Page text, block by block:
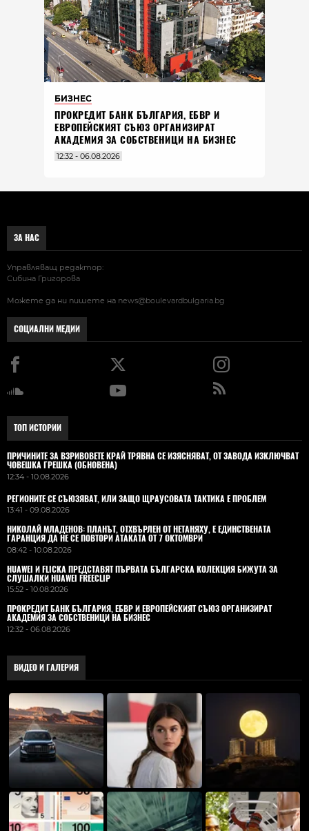
БИЗНЕС
ПРОКРЕДИТ БАНК БЪЛГАРИЯ, ЕБВР И
ЕВРОПЕЙСКИЯТ СЪЮЗ ОРГАНИЗИРАТ
АКАДЕМИЯ ЗА СОБСТВЕНИЦИ НА БИЗНЕС
12:32 - 06.08.2026
ЗА НАС
Управляващ редактор:
Сибина Григорова
Можете да ни пишете на news@boulevardbulgaria.bg
СОЦИАЛНИ МЕДИИ
ТОП ИСТОРИИ
ПРИЧИНИТЕ ЗА ВЗРИВОВЕТЕ КРАЙ ТРЯВНА СЕ ИЗЯСНЯВАТ, ОТ ЗАВОДА ИЗКЛЮЧВАТ
ЧОВЕШКА ГРЕШКА (ОБНОВЕНА)
12:34 - 10.08.2026
РЕГИОНИТЕ СЕ СЪЮЗЯВАТ, ИЛИ ЗАЩО ЩРАУСОВАТА ТАКТИКА Е ПРОБЛЕМ
13:41 - 09.08.2026
НИКОЛАЙ МЛАДЕНОВ: ПЛАНЪТ, ОТХВЪРЛЕН ОТ НЕТАНЯХУ, Е ЕДИНСТВЕНАТА
ГАРАНЦИЯ ДА НЕ СЕ ПОВТОРИ АТАКАТА ОТ 7 ОКТОМВРИ
08:42 - 10.08.2026
HUAWEI И FLICKA ПРЕДСТАВЯТ ПЪРВАТА БЪЛГАРСКА КОЛЕКЦИЯ БИЖУТА ЗА
СЛУШАЛКИ HUAWEI FREECLIP
15:52 - 10.08.2026
ПРОКРЕДИТ БАНК БЪЛГАРИЯ, ЕБВР И ЕВРОПЕЙСКИЯТ СЪЮЗ ОРГАНИЗИРАТ
АКАДЕМИЯ ЗА СОБСТВЕНИЦИ НА БИЗНЕС
12:32 - 06.08.2026
ВИДЕО И ГАЛЕРИЯ